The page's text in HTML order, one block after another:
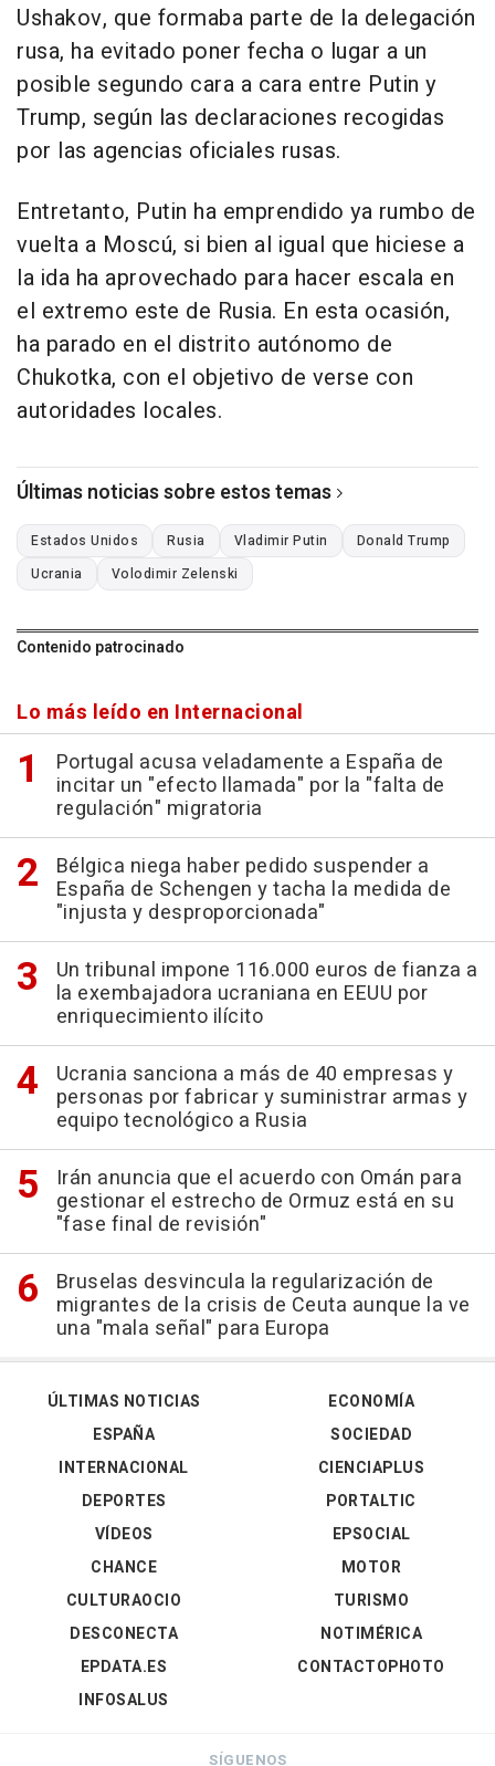
Ushakov, que formaba parte de la delegación
rusa, ha evitado poner fecha o lugar a un
posible segundo cara a cara entre Putin y
Trump, según las declaraciones recogidas
por las agencias oficiales rusas.
Entretanto, Putin ha emprendido ya rumbo de
vuelta a Moscú, si bien al igual que hiciese a
la ida ha aprovechado para hacer escala en
el extremo este de Rusia. En esta ocasión,
ha parado en el distrito autónomo de
Chukotka, con el objetivo de verse con
autoridades locales.
Últimas noticias sobre estos temas
Estados Unidos Rusia Vladimir Putin
Donald Trump
Ucrania
Volodimir Zelenski
Contenido patrocinado
Lo más leído en Internacional
Portugal acusa veladamente a España de
incitar un "efecto llamada" por la "falta de
regulación" migratoria
Bélgica niega haber pedido suspender a
España de Schengen y tacha la medida de
"injusta y desproporcionada"
Un tribunal impone 116.000 euros de fianza a
la exembajadora ucraniana en EEUU por
enriquecimiento ilícito
Ucrania sanciona a más de 40 empresas y
personas por fabricar y suministrar armas y
equipo tecnológico a Rusia
Irán anuncia que el acuerdo con Omán para
gestionar el estrecho de Ormuz está en su
"fase final de revisión"
Bruselas desvincula la regularización de
migrantes de la crisis de Ceuta aunque la ve
una "mala señal" para Europa
ÚLTIMAS NOTICIAS
ESPAÑA
INTERNACIONAL
DEPORTES
VÍDEOS
ECONOMÍA
SOCIEDAD
CIENCIAPLUS
PORTALTIC
EPSOCIAL
CHANCE
CULTURAOCIO
DESCONECTA
EPDATA.ES
INFOSALUS
MOTOR
TURISMO
NOTIMÉRICA
CONTACTOPHOTO
SÍGUENOS